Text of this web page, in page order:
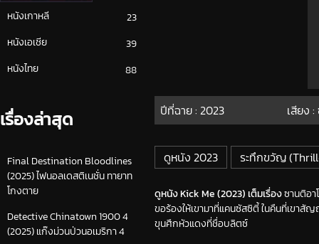
หนังเกาหลี
23
หนังเอเชีย
39
หนังไทย
88
เรื่องล่าสุด
Final Destination Bloodlines
(2025) ไฟนอลเดสติเนชั่น ทายาท
โกงตาย
Detective Chinatown 1900 4
(2025) แก๊งม่วนป่วนอเมริกา 4
ปีที่ฉาย : 2023 เสียง
ดูหนัง 2023 ระทึกขวัญ
ดูหนัง Kick Me (2023) เต็มเรื่องซานติอา
ขอร้องให้เขามาที่แคนซัสซิตี้ ในคืนที่เขาสั
ขุนศึกหัวแดงที่ชื่อบลิตซ์